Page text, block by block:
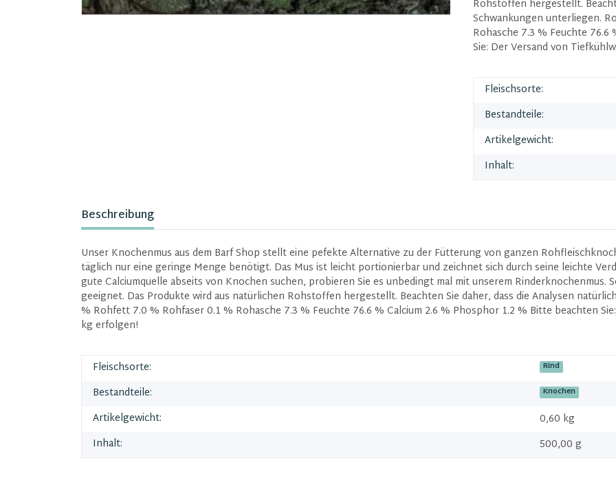
Rohstoffen hergestellt.
Schwankungen unterliegen.
Rohasche 7.3 % Feuchte
Sie: Der Versand von
Fleischsorte:
Bestandteile:
Artikelgewicht:
Inhalt:
Beschreibung
Unser Knochenmus aus dem Barf Shop stellt eine pefekte Alternative zu der Fütterung von ganzen
täglich nur eine geringe Menge benötigt. Das Mus ist leicht portionierbar und zeichnet sich durch seine leichte
gute Calciumquelle abseits von Knochen suchen, probieren Sie es unbedingt mal mit unserem Rinderknochenmus.
geeignet. Das Produkte wird aus natürlichen Rohstoffen hergestellt. Beachten Sie daher, dass die Analysen
% Rohfett 7.0 % Rohfaser 0.1 % Rohasche 7.3 % Feuchte 76.6 % Calcium 2.6 % Phosphor 1.2 % Bitte beachten
kg erfolgen!
Fleischsorte: Rind
Bestandteile: Knochen
Artikelgewicht: 0,60 kg
Inhalt:
500,00 g